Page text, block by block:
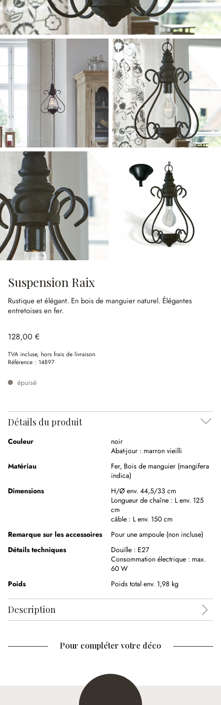
Suspension Raix
Rustique et élégant. En bois de manguier naturel. Élégantes
entretoises en fer.
128,00 €
TVA incluse, hors frais de livraison
Référence : 14897
épuisé
Détails du produit
Couleur
noir
Abat-jour : marron vieilli
Matériau
Fer, Bois de manguier (mangifera
indica)
Dimensions
H/Ø env. 44,5/33 cm
Longueur de chaîne : L env. 125
cm
câble : L env. 150 cm
Remarque sur les accessoires
Pour une ampoule (non incluse)
Détails techniques
Douille : E27
Consommation électrique : max.
60 W
Poids
Poids total env. 1,98 kg
Description
Pour compléter votre déco